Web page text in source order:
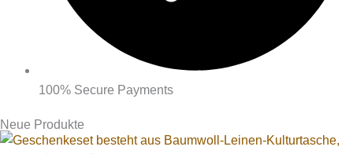
100% Secure Payments
Neue Produkte